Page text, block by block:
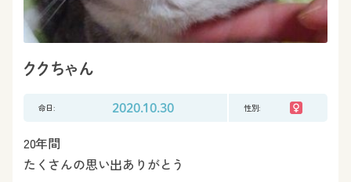
ククちゃん
命日: 2020.10.30 性別:
20年間
たくさんの思い出ありがとう